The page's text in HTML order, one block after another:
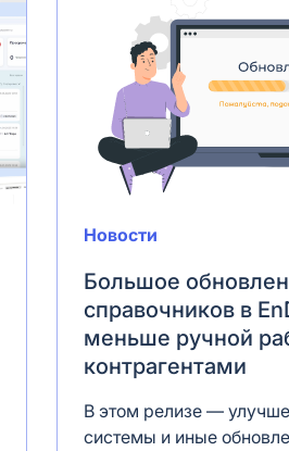
Новости
Большое
справочников в
меньше ручной
контрагентами
В этом релизе —
системы и иные